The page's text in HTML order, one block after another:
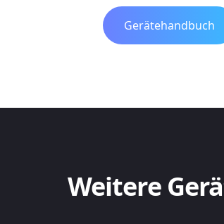
Gerätehandbuch
Weitere